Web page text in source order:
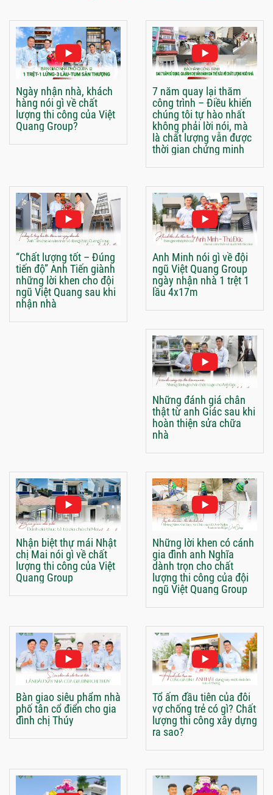
Ngày nhận nhà, khách
hàng nói gì về chất
lượng thi công của Việt
Quang Group?
7 năm quay lại thăm
công trình – Điều khiến
chúng tôi tự hào nhất
không phải lời nói, mà
là chất lượng vẫn được
thời gian chứng minh
“Chất lượng tốt – Đúng
tiến độ” Anh Tiến giành
những lời khen cho đội
ngũ Việt Quang sau khi
nhận nhà
Anh Minh nói gì về đội
ngũ Việt Quang Group
ngày nhận nhà 1 trệt 1
lầu 4x17m
Những đánh giá chân
thật từ anh Giác sau khi
hoàn thiện sửa chữa
nhà
Nhận biệt thự mái Nhật
chị Mai nói gì về chất
lượng thi công của Việt
Quang Group
Những lời khen có cánh
gia đình anh Nghĩa
dành trọn cho chất
lượng thi công của đội
ngũ Việt Quang Group
Bàn giao siêu phẩm nhà
phố tân cổ điển cho gia
đình chị Thúy
Tổ ấm đầu tiên của đôi
vợ chống trẻ có gì? Chất
lượng thi công xây dựng
ra sao?